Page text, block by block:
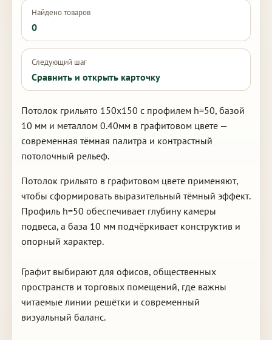
Найдено товаров
0
Следующий шаг
Сравнить и открыть карточку
Потолок грильято 150х150 с профилем h=50, базой
10 мм и металлом 0.40мм в графитовом цвете —
современная тёмная палитра и контрастный
потолочный рельеф.
Потолок грильято в графитовом цвете применяют,
чтобы сформировать выразительный тёмный эффект.
Профиль h=50 обеспечивает глубину камеры
подвеса, а база 10 мм подчёркивает конструктив и
опорный характер.
Графит выбирают для офисов, общественных
пространств и торговых помещений, где важны
читаемые линии решётки и современный
визуальный баланс.